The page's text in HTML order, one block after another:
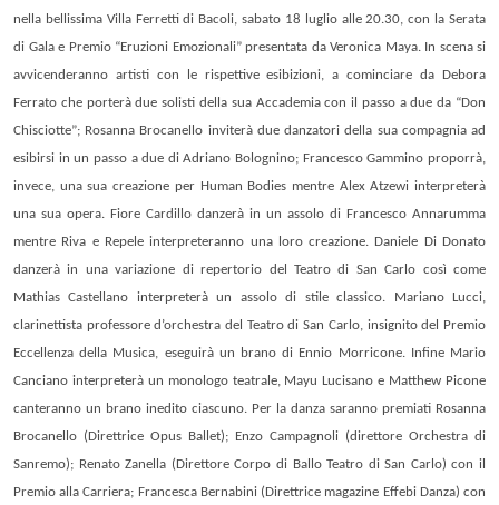
nella bellissima Villa Ferretti di Bacoli, sabato 18 luglio alle 20.30, con la Serata
di Gala e Premio“Eruzioni Emozionali” presentata da Veronica Maya. In scena si
avvicenderanno artisti con le rispettive esibizioni, a cominciare da Debora
Ferrato che porterà due solisti della sua Accademia con il passo a due da “Don
Chisciotte”; Rosanna Brocanello inviterà due danzatori della sua compagnia ad
esibirsi in un passo a due di Adriano Bolognino; Francesco Gammino proporrà,
invece, una sua creazione per Human Bodies mentre Alex Atzewi interpreterà
una sua opera. Fiore Cardillo danzerà in un assolo di Francesco Annarumma
mentre Riva e Repele interpreteranno una loro creazione. Daniele Di Donato
danzerà in una variazione di repertorio del Teatro di San Carlo così come
Mathias Castellano interpreterà un assolo di stile classico. Mariano Lucci,
clarinettista professore d’orchestra del Teatro di San Carlo, insignito del Premio
Eccellenza della Musica, eseguirà un brano di Ennio Morricone. Infine Mario
Canciano interpreterà un monologo teatrale, Mayu Lucisano e Matthew Picone
canteranno un brano inedito ciascuno. Per la danza saranno premiati Rosanna
Brocanello (Direttrice Opus Ballet); Enzo Campagnoli (direttore Orchestra di
Sanremo); Renato Zanella (Direttore Corpo di Ballo Teatro di San Carlo) con il
Premio alla Carriera; Francesca Bernabini(Direttrice magazine Effebi Danza) con